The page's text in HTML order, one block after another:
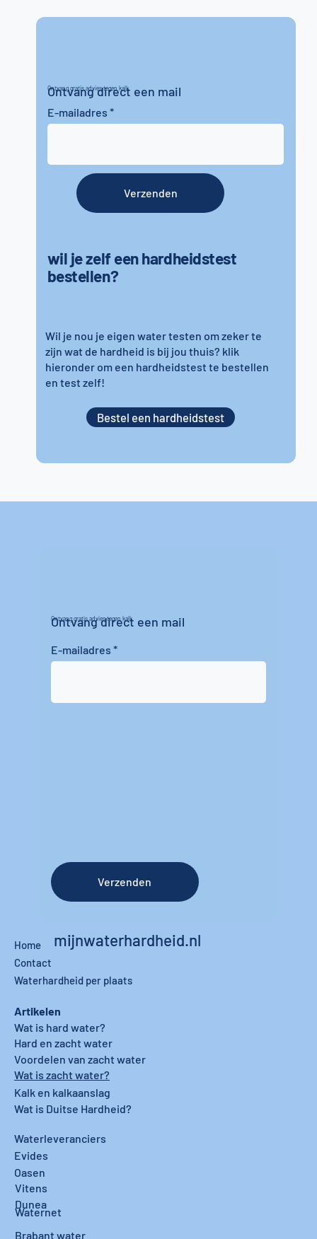
Ontvang gratis advies tegen kalk
Ontvang direct een mail
wil je zelf een hardheidstest
bestellen?
E-mailadres
Wil je nou je eigen water testen om zeker te
zijn wat de hardheid is bij jou thuis? klik
hieronder om een hardheidstest te bestellen
en test zelf!
Verzenden
Bestel een hardheidstest
Ontvang gratis advies tegen kalk
Ontvang direct een mail
E-mailadres
Verzenden
mijnwaterhardheid.nl
Home
Contact
Waterhardheid per plaats
Waterleveranciers
Evides
Oasen
Vitens
Dunea
Waternet
Brabant water
Artikelen
Wat is hard water?
Hard en zacht water
Wat is zacht water?
Voordelen van zacht water
Kalk en kalkaanslag
Wat is Duitse Hardheid?